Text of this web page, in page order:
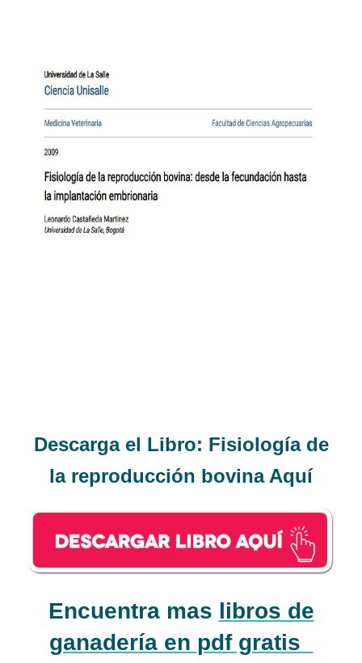
Descarga el Libro: Fisiología de
la reproducción bovina Aquí
Encuentra mas libros de
ganadería en pdf gratis